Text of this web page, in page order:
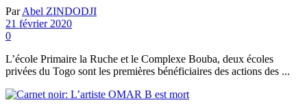
Par Abel ZINDODJI
21 février 2020
0
L’école Primaire la Ruche et le Complexe Bouba, deux écoles
privées du Togo sont les premières bénéficiaires des actions des ...